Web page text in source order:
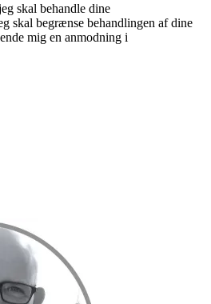
skal behandle dine
skal begrænse behandlingen af dine
mig en anmodning i